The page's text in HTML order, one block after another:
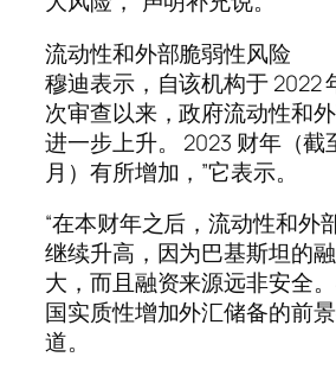
流动性和外部脆弱性风险
穆迪表示，自该机构于 2022
次审查以来，政府流动性和
进一步上升。 2023 财年（截
月）有所增加，”它表示。
“在本财年之后，流动性和外
继续升高，因为巴基斯坦的
大，而且融资来源远非安全
国实质性增加外汇储备的前
道。